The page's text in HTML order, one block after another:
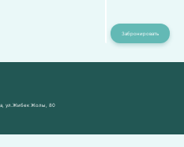
ул.Жибек Жолы, 80